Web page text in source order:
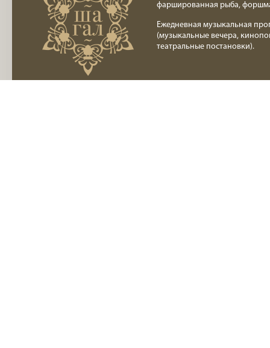
фаршированная рыба,
Ежедневная музыкальная
(музыкальные вечера,
театральные постановки).